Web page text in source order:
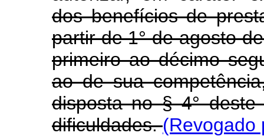
dos benefícios de
partir de 1° de agosto
primeiro ao décimo
ao de sua
disposta no § 4°
dificuldades.(Revogado